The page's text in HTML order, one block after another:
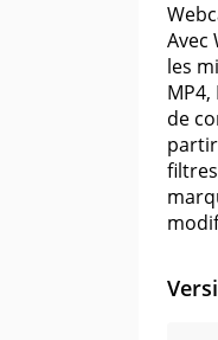
Avec
les
MP4,
de